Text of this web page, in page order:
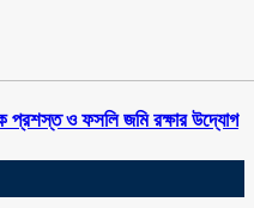
প্রশস্ত ও ফসলি জমি রক্ষার উদ্যোগ